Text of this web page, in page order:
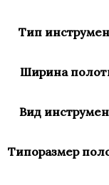
Тип
Ширина
Вид
Типоразмер